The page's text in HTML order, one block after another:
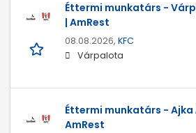
Éttermi munkatárs -
| AmRest
08.08.2026, KFC
Várpalota
Éttermi munkatárs -
AmRest